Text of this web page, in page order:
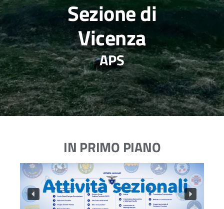
Sezione di
Vicenza
APS
IN PRIMO PIANO